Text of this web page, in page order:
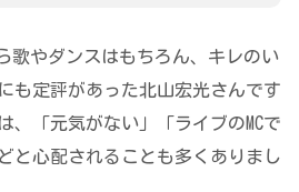
歌やダンスはもちろん、キレのい
も定評があった北山宏光さんです
、「元気がない」「ライブのMCで
と心配されることも多くありまし